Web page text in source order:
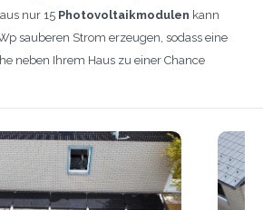
nur 15 Photovoltaikmodulen kann
sauberen Strom erzeugen, sodass eine
neben Ihrem Haus zu einer Chance